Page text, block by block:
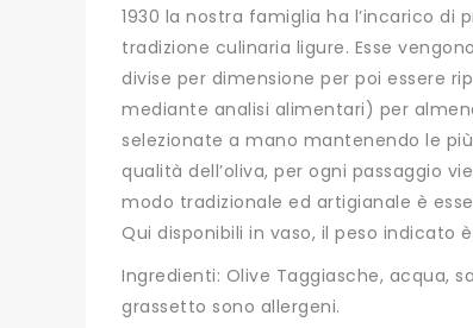
1930 la nostra famiglia ha l’incarico
tradizione culinaria ligure. Esse
divise per dimensione per poi essere
mediante analisi alimentari) per
selezionate a mano mantenendo le
qualità dell’oliva, per ogni passaggio
modo tradizionale ed artigianale è
Qui disponibili in vaso, il peso
Ingredienti: Olive Taggiasche, acqua,
grassetto sono allergeni.